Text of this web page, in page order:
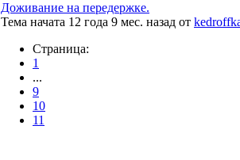
Доживание на передержке.
Тема начата 12 года 9 мес. назад от
Страница:
1
...
9
10
11